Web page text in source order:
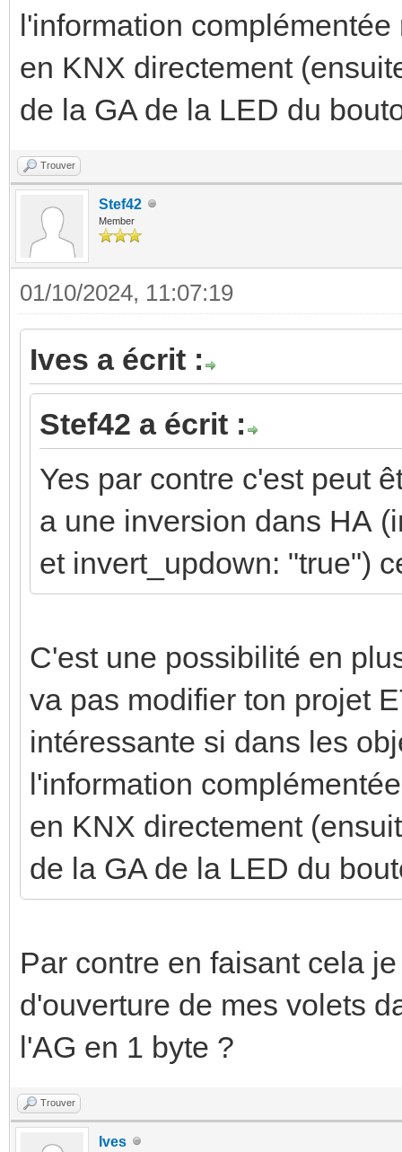
l'information
en KNX directement
de la GA de la LED du
Trouver
Stef42
Member
01/10/2024, 11:07:19
Ives a écrit :
Stef42 a écrit :
Yes par contre c'est peut
a une inversion dans HA
et invert_updown: "true")
C'est une possibilité en
va pas modifier ton projet
intéressante si dans les
l'information
en KNX directement
de la GA de la LED du
Par contre en faisant cela
d'ouverture de mes volets
l'AG en 1 byte ?
Trouver
Ives